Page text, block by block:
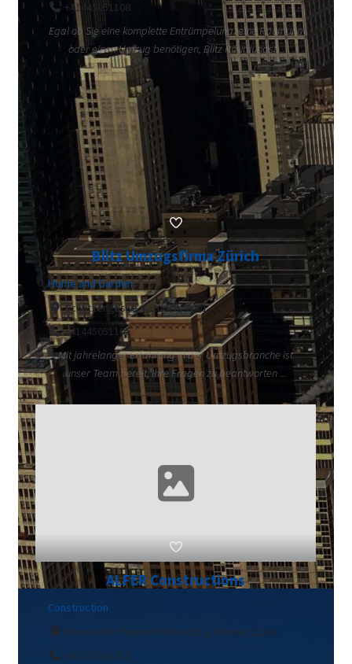
+41445051108
Egal ob Sie eine komplette Entrümpelung, eine Räumung
oder einen Umzug benötigen, Blitz Räumungsf...
Blitz Umzugsfirma Zürich
Home and Garden
Schützengasse 4, Zürich, 8001
+41445051105
Mit jahrelanger Erfahrung in der Umzugsbranche ist
unser Team bereit, Ihre Fragen zu beantworten ...
ALFER Constructions
Construction
Chemin de Champs-Prévost 14, Vernier, 1214
+41227851212